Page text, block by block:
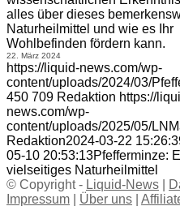
alles über dieses
Naturheilmittel und wie es Ihr
Wohlbefinden fördern kann.
22. März 2024
https://liquid-news.com/wp-
content/uploads/2024/03/
450 709 Redaktion https://
news.com/wp-
content/uploads/2025/05/
Redaktion2024-03-22
05-10 20:53:13Pfefferminze:
vielseitiges Naturheilmittel
© Copyright - Liquid-News
Impressum
Über uns